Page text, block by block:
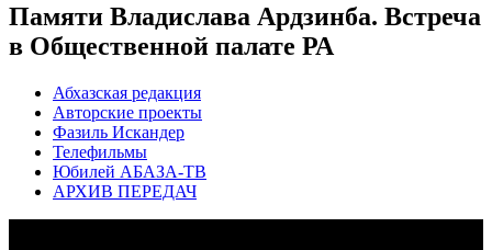
Памяти Владислава Ардзинба. Встреча
в Общественной палате РА
Абхазская редакция
Авторские проекты
Фазиль Искандер
Телефильмы
Юбилей АБАЗА-ТВ
АРХИВ ПЕРЕДАЧ